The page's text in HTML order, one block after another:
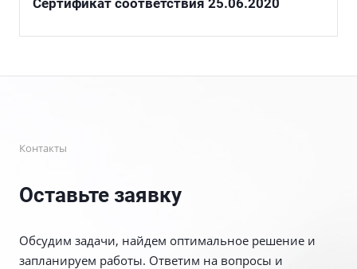
Сертификат соответствия 25.06.2020
Контакты
Оставьте заявку
Обсудим задачи, найдем оптимальное решение и
запланируем работы. Ответим на вопросы и